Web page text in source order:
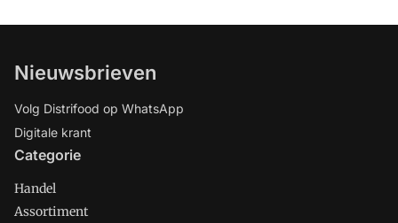
Nieuwsbrieven
Volg Distrifood op WhatsApp
Digitale krant
Categorie
Handel
Assortiment